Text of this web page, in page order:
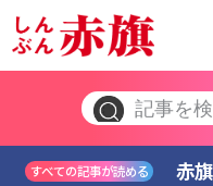
すべての記事が読める 赤旗